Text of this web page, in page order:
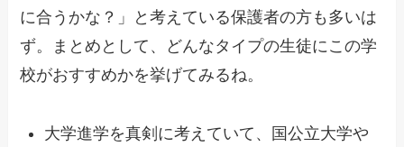
に合うかな？」と考えている保護者の方も多いは
ず。まとめとして、どんなタイプの生徒にこの学
校がおすすめかを挙げてみるね。
大学進学を真剣に考えていて、国公立大学や